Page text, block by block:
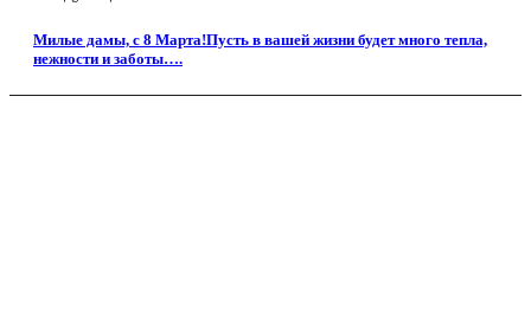
Милые дамы, с 8 Марта!Пусть в вашей жизни будет много тепла,
нежности и заботы….